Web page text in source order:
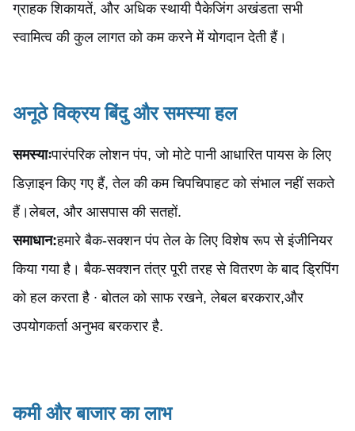
ग्राहक शिकायतें, और अधिक स्थायी पैकेजिंग अखंडता सभी
स्वामित्व की कुल लागत को कम करने में योगदान देती हैं।
अनूठे विक्रय बिंदु और समस्या हल
समस्याःपारंपरिक लोशन पंप, जो मोटे पानी आधारित पायस के लिए
डिज़ाइन किए गए हैं, तेल की कम चिपचिपाहट को संभाल नहीं सकते
हैं।लेबल, और आसपास की सतहों.
समाधान:हमारे बैक-सक्शन पंप तेल के लिए विशेष रूप से इंजीनियर
किया गया है। बैक-सक्शन तंत्र पूरी तरह से वितरण के बाद ड्रिपिंग
को हल करता है ∙ बोतल को साफ रखने, लेबल बरकरार,और
उपयोगकर्ता अनुभव बरकरार है.
कमी और बाजार का लाभ